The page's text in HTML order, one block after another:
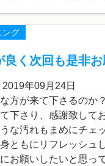
ング
良く次回も是非お
年09月24日
方が来て下さるのか
下さり、感謝致して
な汚れもまめにチェ
ともにリフレッシュ
お願いしたいと思っ